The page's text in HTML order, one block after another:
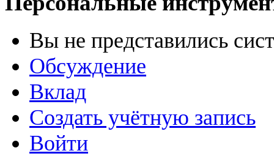
Вы не представились
Обсуждение
Вклад
Создать учётную запись
Войти